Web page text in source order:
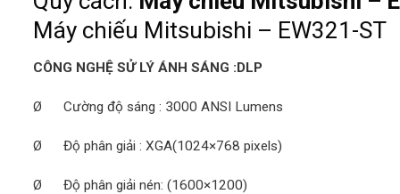
Máy chiếu Mitsubishi – EW321-ST
CÔNG NGHỆ SỬ LÝ ÁNH SÁNG :DLP
Ø Cường độ sáng : 3000 ANSI Lumens
Ø Độ phân giải : XGA(1024×768 pixels)
Ø Độ phân giải nén: (1600×1200)